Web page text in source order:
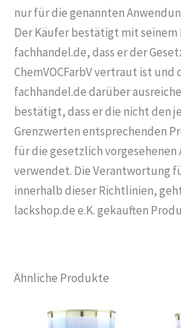
nur für die genannten
Der Käufer bestätigt mit seinem
fachhandel.de, dass er der
ChemVOCFarbV vertraut ist und
fachhandel.de darüber
bestätigt, dass er die nicht den
Grenzwerten entsprechenden
für die gesetzlich vorgesehenen
verwendet. Die Verantwortung
innerhalb dieser Richtlinien,
lackshop.de e.K. gekauften
Ähnliche Produkte